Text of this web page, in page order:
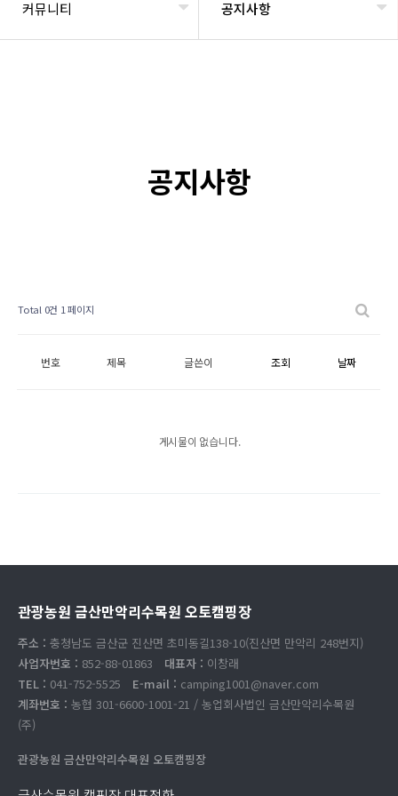
커뮤니티 공지사항
공지사항
Total 0건 1 페이지
번호 제목 글쓴이 조회 날짜
게시물이 없습니다.
관광농원 금산만악리수목원 오토캠핑장
주소 : 충청남도 금산군 진산면 초미동길138-10(진산면 만악리 248번지)
사업자번호 : 852-88-01863 대표자 : 이창래
TEL : 041-752-5525 E-mail : camping1001@naver.com
계좌번호 : 농협 301-6600-1001-21 / 농업회사법인 금산만악리수목원
(주)
관광농원 금산만악리수목원 오토캠핑장